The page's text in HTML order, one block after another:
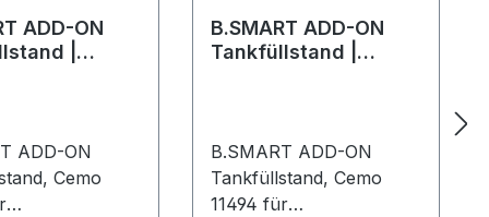
ADD-ON
|
ADD-ON
Cemo
B.SMART ADD-ON
Tankfüllstand |
B.SMART ADD-ON
Tankfüllstand, Cemo
11494 für